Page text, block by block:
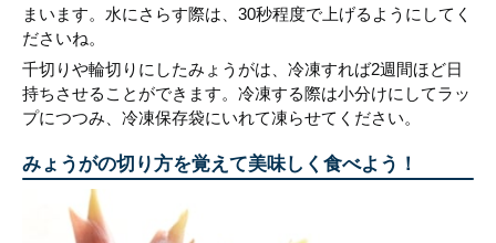
まいます。水にさらす際は、30秒程度で上げるようにしてく
ださいね。
千切りや輪切りにしたみょうがは、冷凍すれば2週間ほど日
持ちさせることができます。冷凍する際は小分けにしてラッ
プにつつみ、冷凍保存袋にいれて凍らせてください。
みょうがの切り方を覚えて美味しく食べよう！